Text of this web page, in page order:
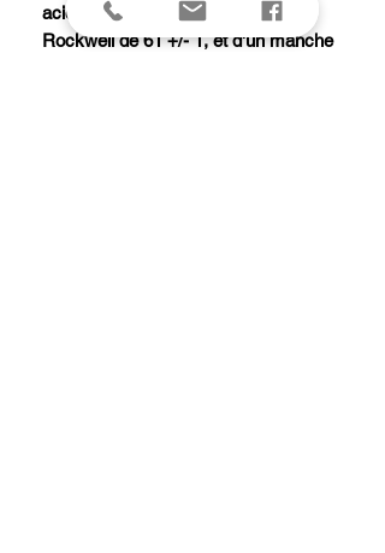
acier VG-10 damas d'une dureté
Rockwell de 61 +/- 1, et d'un manche